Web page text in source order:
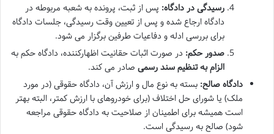
رسیدگی در دادگاه: پس از ثبت، پرونده به شعبه مربوطه در
دادگاه ارجاع شده و پس از تعیین وقت رسیدگی، جلسات دادگاه
برای بررسی ادله و دفاعیات طرفین برگزار می شود.
صدور حکم: در صورت اثبات حقانیت اظهارکننده، دادگاه حکم به
الزام به تنظیم سند رسمی صادر می کند.
دادگاه صالح: بسته به نوع مال و ارزش آن، دادگاه حقوقی (در مورد
ملک) یا شورای حل اختلاف (برای خودروهای با ارزش کمتر، البته بهتر
است همیشه برای اطمینان از صلاحیت به دادگاه حقوقی مراجعه
شود) صالح به رسیدگی است.